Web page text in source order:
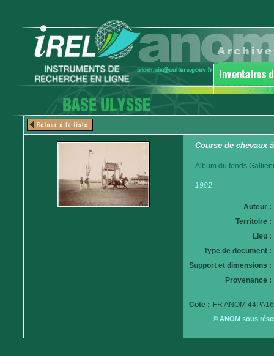
Course de chevaux
Album du fonds
1902
Auteur :
Territoire :
Lieu :
Type de document :
Support et dimensions :
Provenance :
Cote : FR ANOM
© ANOM sous